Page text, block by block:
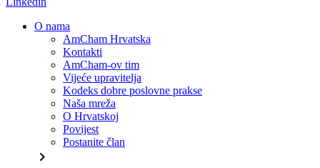
O nama
AmCham Hrvatska
Kontakti
AmCham-ov tim
Vijeće upravitelja
Kodeks dobre poslovne prakse
Naša mreža
O Hrvatskoj
Povijest
Postanite član
chevron_right